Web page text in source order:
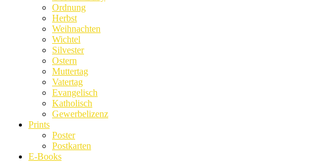
Ordnung
Herbst
Weihnachten
Wichtel
Silvester
Ostern
Muttertag
Vatertag
Evangelisch
Katholisch
Gewerbelizenz
Prints
Poster
Postkarten
E-Books